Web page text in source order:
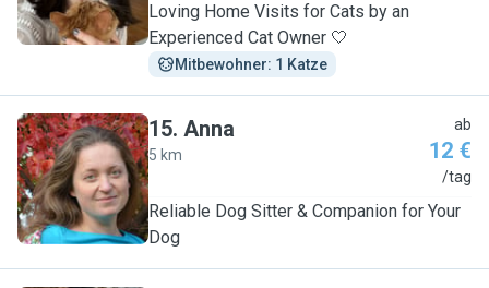
Loving Home Visits for Cats by an
Experienced Cat Owner 🤍
Mitbewohner: 1 Katze
A
15. Anna
5 km
ab
12 €
/tag
Reliable Dog Sitter & Companion for Your
Dog